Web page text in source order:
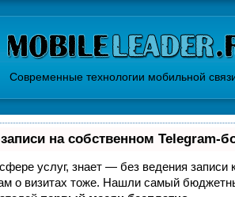
Современные технологии мобильной
на собственном Telegram-
услуг, знает — без ведения
о визитах тоже. Нашли самый